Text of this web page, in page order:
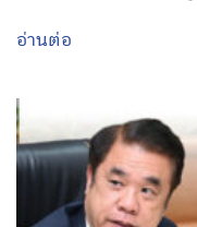
อ่านต่อ